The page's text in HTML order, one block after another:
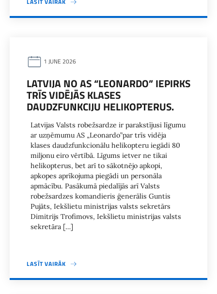
1 JUNE 2026
LATVIJA NO AS “LEONARDO” IEPIRKS
TRĪS VIDĒJĀS KLASES
DAUDZFUNKCIJU HELIKOPTERUS.
Latvijas Valsts robežsardze ir parakstījusi līgumu
ar uzņēmumu AS „Leonardo”par trīs vidēja
klases daudzfunkcionālu helikopteru iegādi 80
miljonu eiro vērtībā. Līgums ietver ne tikai
helikopterus, bet arī to sākotnējo apkopi,
apkopes aprīkojuma piegādi un personāla
apmācību. Pasākumā piedalījās arī Valsts
robežsardzes komandieris ģenerālis Guntis
Pujāts, Iekšlietu ministrijas valsts sekretārs
Dimitrijs Trofimovs, Iekšlietu ministrijas valsts
sekretāra […]
LASĪT VAIRĀK